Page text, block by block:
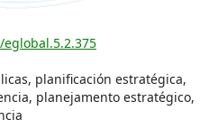
planificación estratégica,
planejamento estratégico,